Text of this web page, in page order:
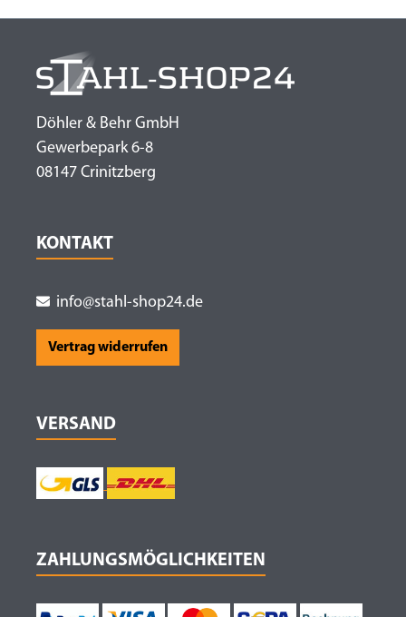
Döhler & Behr GmbH
Gewerbepark 6-8
08147 Crinitzberg
KONTAKT
info@stahl-shop24.de
Vertrag widerrufen
VERSAND
ZAHLUNGSMÖGLICHKEITEN